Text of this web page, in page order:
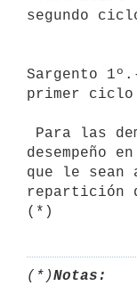
segundo
Sargento
primer ciclo
desempeño
que le sean
repartición
(*)Notas: